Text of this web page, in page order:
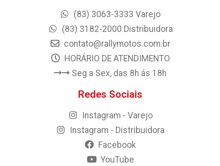
(83) 3063-3333 Varejo
(83) 3182-2000 Distribuidora
contato@rallymotos.com.br
HORÁRIO DE ATENDIMENTO
Seg a Sex, das 8h ás 18h
Redes Sociais
Instagram - Varejo
Instagram - Distribuidora
Facebook
YouTube